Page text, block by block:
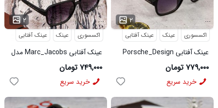
۲ ...
اکسسوری عینک عینک آفتابی
عینک آفتابی Marc_Jacobs مدل
3956
۷۴۹,۰۰۰ تومان
خرید سریع
۲ ...
اکسسوری عینک عینک آفتابی
عینک آفتابی Porsche_Design
مدل 3960
۷۷۹,۰۰۰ تومان
خرید سریع